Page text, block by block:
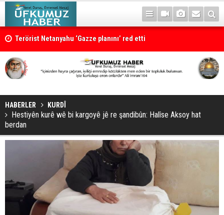
Terörist Netanyahu ‘Gazze planını’ red etti
HABERLER KURDÎ
Hestiyên kurê wê bi kargoyê jê re şandibûn: Halîse Aksoy hat
berdan